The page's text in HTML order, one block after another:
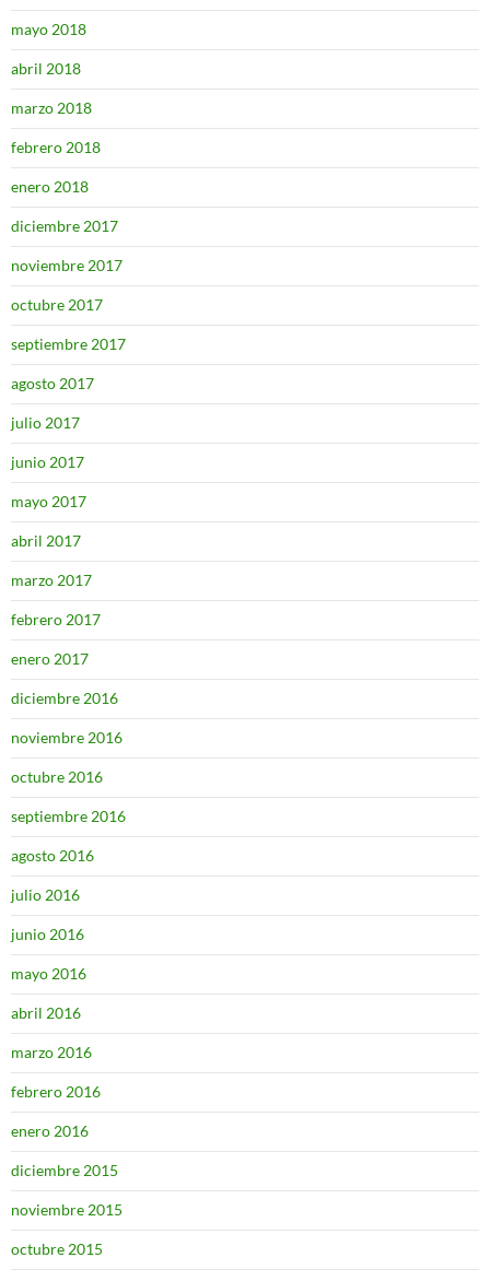
mayo 2018
abril 2018
marzo 2018
febrero 2018
enero 2018
diciembre 2017
noviembre 2017
octubre 2017
septiembre 2017
agosto 2017
julio 2017
junio 2017
mayo 2017
abril 2017
marzo 2017
febrero 2017
enero 2017
diciembre 2016
noviembre 2016
octubre 2016
septiembre 2016
agosto 2016
julio 2016
junio 2016
mayo 2016
abril 2016
marzo 2016
febrero 2016
enero 2016
diciembre 2015
noviembre 2015
octubre 2015